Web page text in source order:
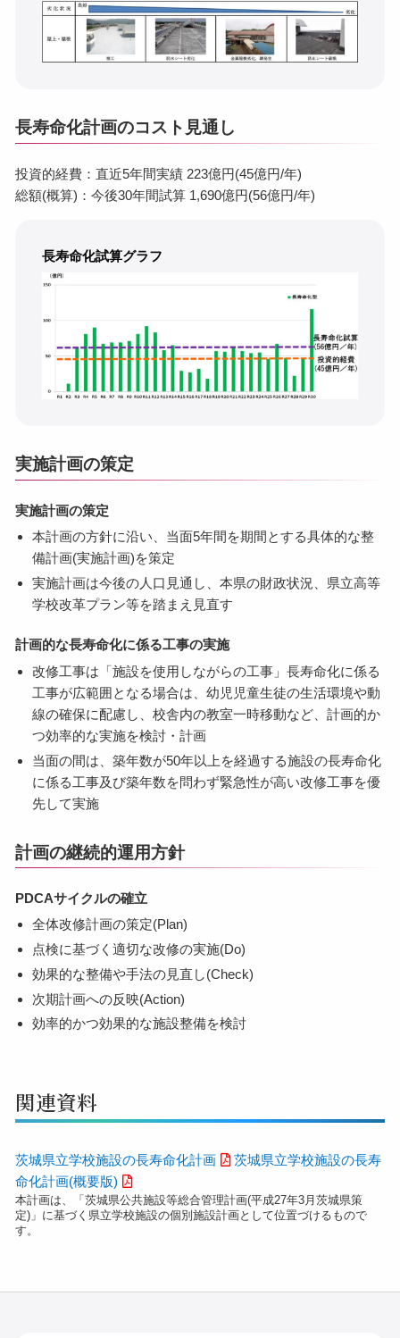
長寿命化計画のコスト見通し
投資的経費：直近5年間実績 223億円(45億円/年)
総額(概算)：今後30年間試算 1,690億円(56億円/年)
長寿命化試算グラフ
実施計画の策定
実施計画の策定
本計画の方針に沿い、当面5年間を期間とする具体的な整
備計画(実施計画)を策定
実施計画は今後の人口見通し、本県の財政状況、県立高等
学校改革プラン等を踏まえ見直す
計画的な長寿命化に係る工事の実施
改修工事は「施設を使用しながらの工事」長寿命化に係る
工事が広範囲となる場合は、幼児児童生徒の生活環境や動
線の確保に配慮し、校舎内の教室一時移動など、計画的か
つ効率的な実施を検討・計画
当面の間は、築年数が50年以上を経過する施設の長寿命化
に係る工事及び築年数を問わず緊急性が高い改修工事を優
先して実施
計画の継続的運用方針
PDCAサイクルの確立
全体改修計画の策定(Plan)
点検に基づく適切な改修の実施(Do)
効果的な整備や手法の見直し(Check)
次期計画への反映(Action)
効率的かつ効果的な施設整備を検討
関連資料
茨城県立学校施設の長寿命化計画
茨城県立学校施設の長寿
命化計画(概要版)
本計画は、「茨城県公共施設等総合管理計画(平成27年3月茨城県策
定)」に基づく県立学校施設の個別施設計画として位置づけるもので
す。